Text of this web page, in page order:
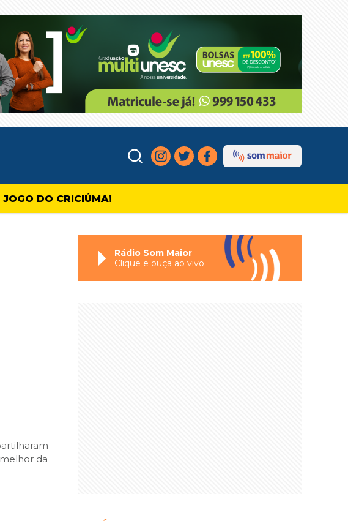
DO CRICIÚMA!
da
Rádio Som Maior
Clique e ouça ao vivo